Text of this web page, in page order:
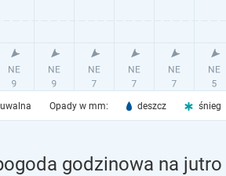
Opady w mm: deszcz śnieg
godzinowa na jutro